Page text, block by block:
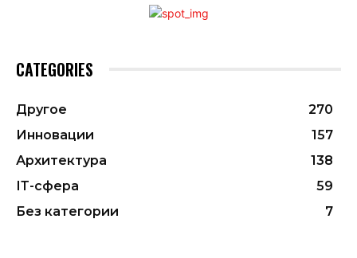
CATEGORIES
Другое
270
Инновации
157
Архитектура
138
ІТ-сфера
59
Без категории
7